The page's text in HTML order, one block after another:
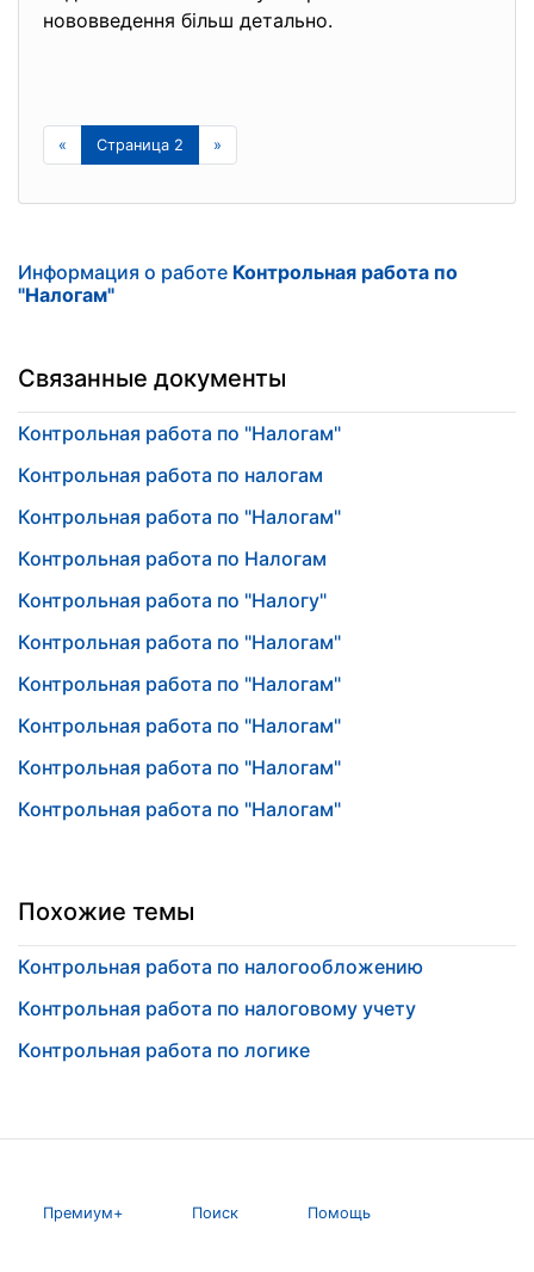
нововведення більш детально.
« Страница 2 »
Информация о работе Контрольная работа по
"Налогам"
Связанные документы
Контрольная работа по "Налогам"
Контрольная работа по налогам
Контрольная работа по "Налогам"
Контрольная работа по Налогам
Контрольная работа по "Налогу"
Контрольная работа по "Налогам"
Контрольная работа по "Налогам"
Контрольная работа по "Налогам"
Контрольная работа по "Налогам"
Контрольная работа по "Налогам"
Похожие темы
Контрольная работа по налогообложению
Контрольная работа по налоговому учету
Контрольная работа по логике
Премиум+ Поиск Помощь